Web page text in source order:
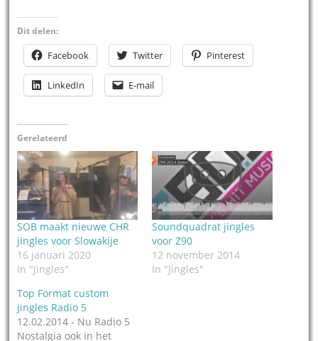
Dit delen:
Facebook Twitter Pinterest
LinkedIn E-mail
Gerelateerd
SOB maakt nieuwe CHR
jingles voor Slowakije
16 januari 2020
In "Jingles"
Soundquadrat jingles
voor Z90
12 november 2014
In "Jingles"
Top Format custom
jingles Radio 5
12.02.2014 - Nu Radio 5
Nostalgia ook in het